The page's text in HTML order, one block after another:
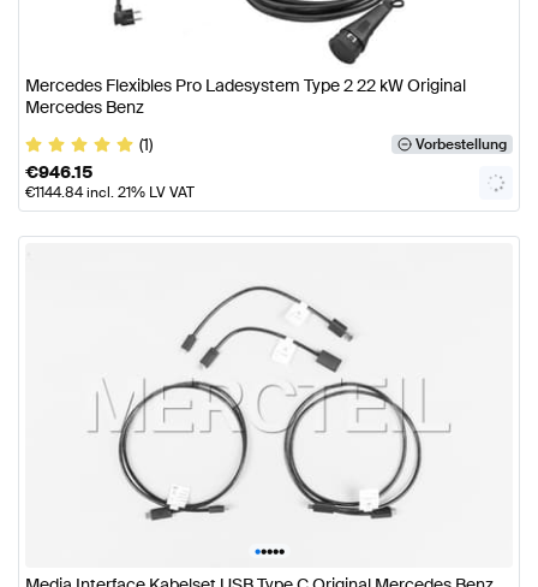
Mercedes Flexibles Pro Ladesystem Type 2 22 kW Original
Mercedes Benz
(1)
Vorbestellung
€946.15
€1144.84incl. 21% LV VAT
•••••